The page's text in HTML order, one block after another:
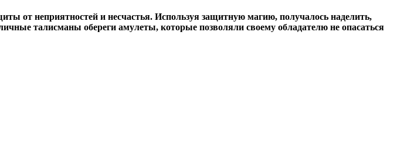
от неприятностей и несчастья. Используя защитную магию, получалось наделить,
талисманы обереги амулеты, которые позволяли своему обладателю не опасаться